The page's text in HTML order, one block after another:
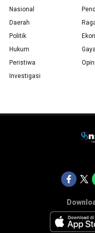
Nasional
Daerah
Politik
Hukum
Peristiwa
Investigasi
Opini